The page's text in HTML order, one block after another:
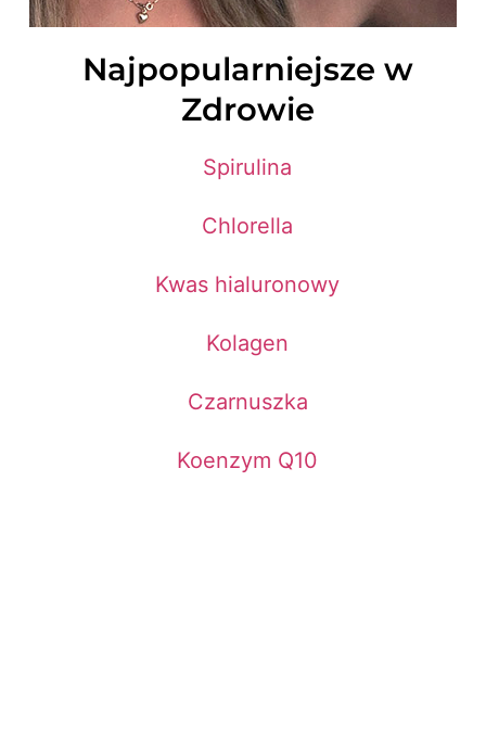
Najpopularniejsze w
Zdrowie
Spirulina
Chlorella
Kwas hialuronowy
Kolagen
Czarnuszka
Koenzym Q10